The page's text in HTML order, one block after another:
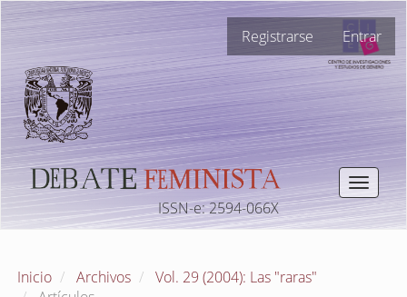
Navegación
principal
Contenido
principal
Barra
lateral
Registrarse Entrar
Toggle
ISSN-e: 2594-066X
Inicio Archivos
Vol. 29 (2004): Las "raras"